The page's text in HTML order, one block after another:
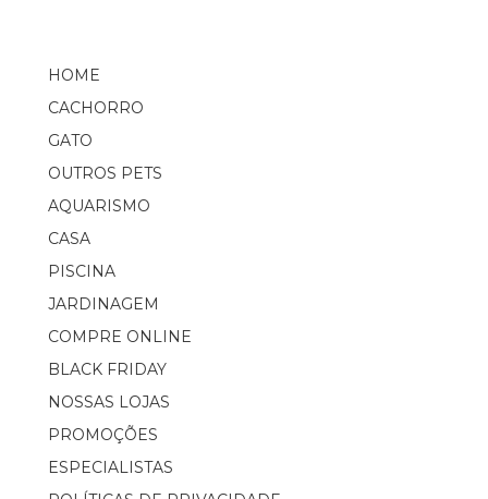
HOME
CACHORRO
GATO
OUTROS PETS
AQUARISMO
CASA
PISCINA
JARDINAGEM
COMPRE ONLINE
BLACK FRIDAY
NOSSAS LOJAS
PROMOÇÕES
ESPECIALISTAS